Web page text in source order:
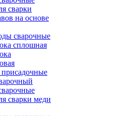
сварки
на основе
сварочные
сплошная
сварки меди